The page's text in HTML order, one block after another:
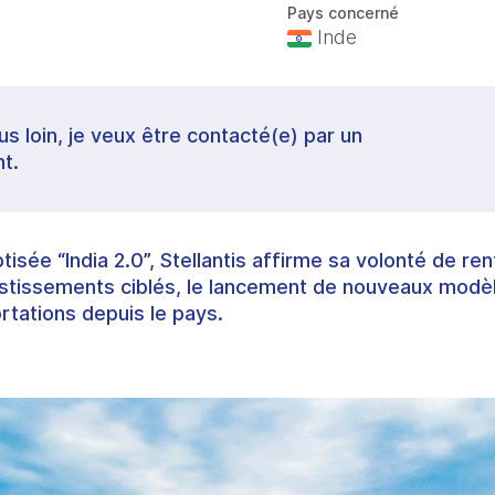
Pays concerné
Inde
loin, je veux être contacté(e) par un
“India 2.0”, Stellantis affirme sa volonté de
ciblés, le lancement de nouveaux
depuis le pays.